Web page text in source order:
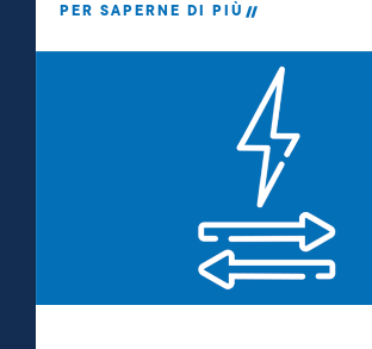
PER SAPERNE DI PIÙ